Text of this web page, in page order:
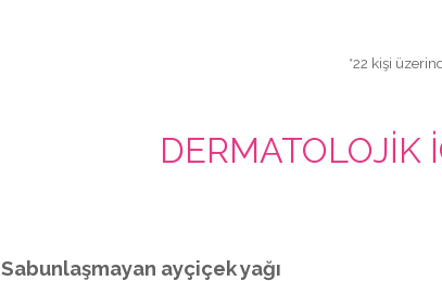
*22 kişi
DERMATOLOJIK
Sabunlaşmayan ayçiçek yağı